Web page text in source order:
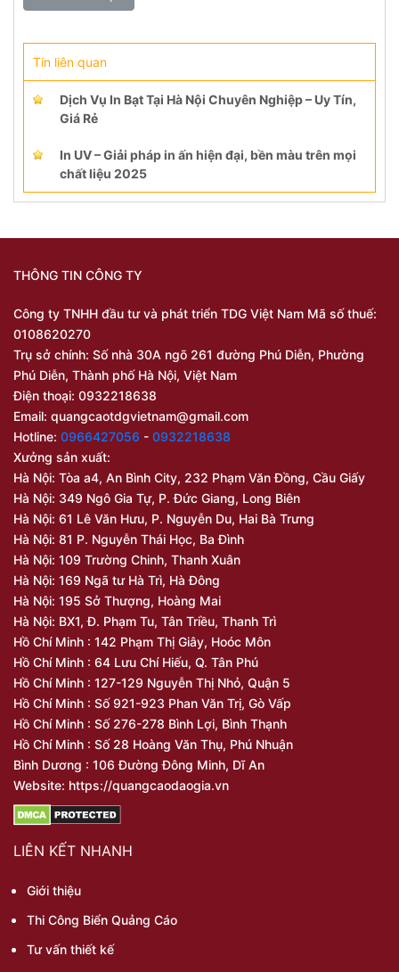
Tin liên quan
Dịch Vụ In Bạt Tại Hà Nội Chuyên Nghiệp – Uy Tín,
Giá Rẻ
In UV – Giải pháp in ấn hiện đại, bền màu trên mọi
chất liệu 2025
THÔNG TIN CÔNG TY
Công ty TNHH đầu tư và phát triển TDG Việt Nam Mã số thuế:
0108620270
Trụ sở chính: Số nhà 30A ngõ 261 đường Phú Diễn, Phường
Phú Diễn, Thành phố Hà Nội, Việt Nam
Điện thoại: 0932218638
Email: quangcaotdgvietnam@gmail.com
Hotline: 0966427056 - 0932218638
Xưởng sản xuất:
Hà Nội: Tòa a4, An Bình City, 232 Phạm Văn Đồng, Cầu Giấy
Hà Nội: 349 Ngô Gia Tự, P. Đức Giang, Long Biên
Hà Nội: 61 Lê Văn Hưu, P. Nguyễn Du, Hai Bà Trưng
Hà Nội: 81 P. Nguyễn Thái Học, Ba Đình
Hà Nội: 109 Trường Chinh, Thanh Xuân
Hà Nội: 169 Ngã tư Hà Trì, Hà Đông
Hà Nội: 195 Sở Thượng, Hoàng Mai
Hà Nội: BX1, Đ. Phạm Tu, Tân Triều, Thanh Trì
Hồ Chí Minh : 142 Phạm Thị Giây, Hoóc Môn
Hồ Chí Minh : 64 Lưu Chí Hiếu, Q. Tân Phú
Hồ Chí Minh : 127-129 Nguyễn Thị Nhỏ, Quận 5
Hồ Chí Minh : Số 921-923 Phan Văn Trị, Gò Vấp
Hồ Chí Minh : Số 276-278 Bình Lợi, Bình Thạnh
Hồ Chí Minh : Số 28 Hoàng Văn Thụ, Phú Nhuận
Bình Dương : 106 Đường Đông Minh, Dĩ An
Website: https://quangcaodaogia.vn
LIÊN KẾT NHANH
Giới thiệu
Thi Công Biển Quảng Cáo
Tư vấn thiết kế